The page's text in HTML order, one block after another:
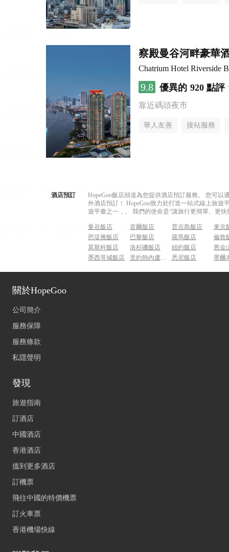
察殿曼谷河畔豪華
Chatrium Hotel Riverside
9.8 優異的 920 點評
靠近碼頭夜市
華人友善 接站服務
酒店預訂
HopeGoo飯店頻道為您提供酒店預訂服務。 您可
外酒店預訂！ HopeGoo致力於打造一站式線上旅
遊平臺之一，。 我們的使命是“讓旅行更簡單、更
曼谷飯店 首爾飯店 普吉島飯店
東京
芭堤雅飯店
巴黎飯店 羅馬飯店
倫敦
莫斯科飯店
洛杉磯飯店 紐約飯店
舊金
墨西哥城飯店
里約熱內盧飯店 悉尼飯店 墨爾
關於HopeGoo
公司簡介
服務保障
服務條款
私隱聲明
發現
旅遊指南
訂酒店
中國酒店
香港酒店
搵到更多酒店
訂機票
飛往中國的特價機票
訂火車票
香港機場快線